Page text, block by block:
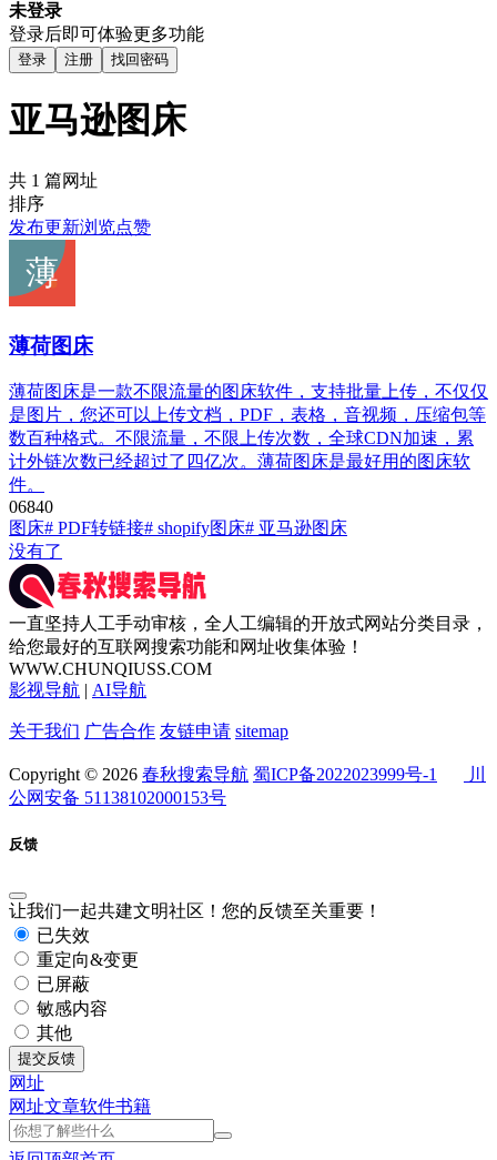
未登录
登录后即可体验更多功能
登录 注册 找回密码
亚马逊图床
共 1 篇网址
排序
发布更新浏览点赞
薄荷图床
薄荷图床是一款不限流量的图床软件，支持批量上传，不仅仅
是图片，您还可以上传文档，PDF，表格，音视频，压缩包等
数百种格式。不限流量，不限上传次数，全球CDN加速，累
计外链次数已经超过了四亿次。薄荷图床是最好用的图床软
件。
06840
图床# PDF转链接# shopify图床# 亚马逊图床
没有了
一直坚持人工手动审核，全人工编辑的开放式网站分类目录，
给您最好的互联网搜索功能和网址收集体验！
WWW.CHUNQIUSS.COM
影视导航 | AI导航
关于我们 广告合作 友链申请 sitemap
Copyright © 2026 春秋搜索导航 蜀ICP备2022023999号-1
川
公网安备 51138102000153号
反馈
让我们一起共建文明社区！您的反馈至关重要！
已失效
重定向&变更
已屏蔽
敏感内容
其他
提交反馈
网址
网址文章软件书籍